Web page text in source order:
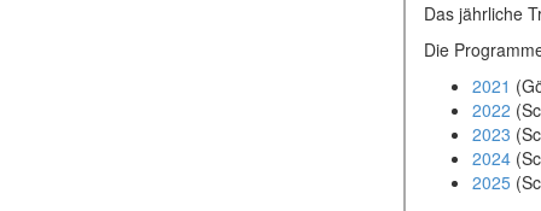
Das jährliche
Die
2021
2022
2023
2024
2025